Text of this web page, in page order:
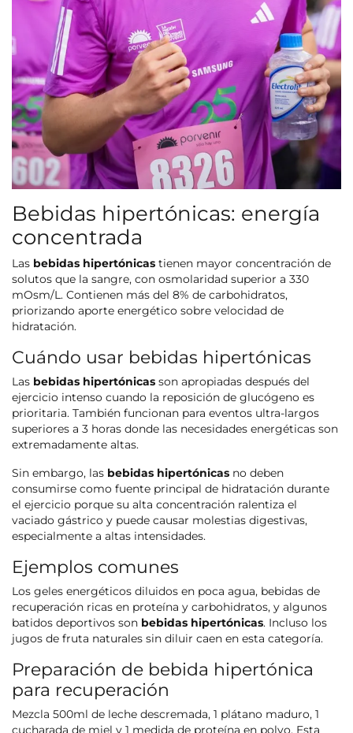
Bebidas hipertónicas: energía
concentrada
Las bebidas hipertónicas tienen mayor concentración de
solutos que la sangre, con osmolaridad superior a 330
mOsm/L. Contienen más del 8% de carbohidratos,
priorizando aporte energético sobre velocidad de
hidratación.
Cuándo usar bebidas hipertónicas
Las bebidas hipertónicas son apropiadas después del
ejercicio intenso cuando la reposición de glucógeno es
prioritaria. También funcionan para eventos ultra-largos
superiores a 3 horas donde las necesidades energéticas son
extremadamente altas.
Sin embargo, las bebidas hipertónicas no deben
consumirse como fuente principal de hidratación durante
el ejercicio porque su alta concentración ralentiza el
vaciado gástrico y puede causar molestias digestivas,
especialmente a altas intensidades.
Ejemplos comunes
Los geles energéticos diluidos en poca agua, bebidas de
recuperación ricas en proteína y carbohidratos, y algunos
batidos deportivos son bebidas hipertónicas. Incluso los
jugos de fruta naturales sin diluir caen en esta categoría.
Preparación de bebida hipertónica
para recuperación
Mezcla 500ml de leche descremada, 1 plátano maduro, 1
cucharada de miel y 1 medida de proteína en polvo. Esta